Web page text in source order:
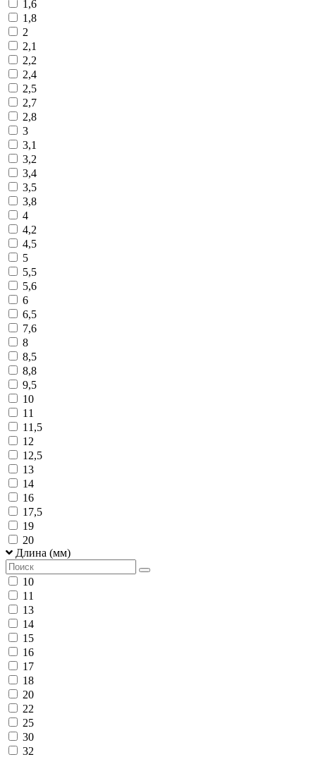
1,6
1,8
2
2,1
2,2
2,4
2,5
2,7
2,8
3
3,1
3,2
3,4
3,5
3,8
4
4,2
4,5
5
5,5
5,6
6
6,5
7,6
8
8,5
8,8
9,5
10
11
11,5
12
12,5
13
14
16
17,5
19
20
Длина (мм)
10
11
13
14
15
16
17
18
20
22
25
30
32